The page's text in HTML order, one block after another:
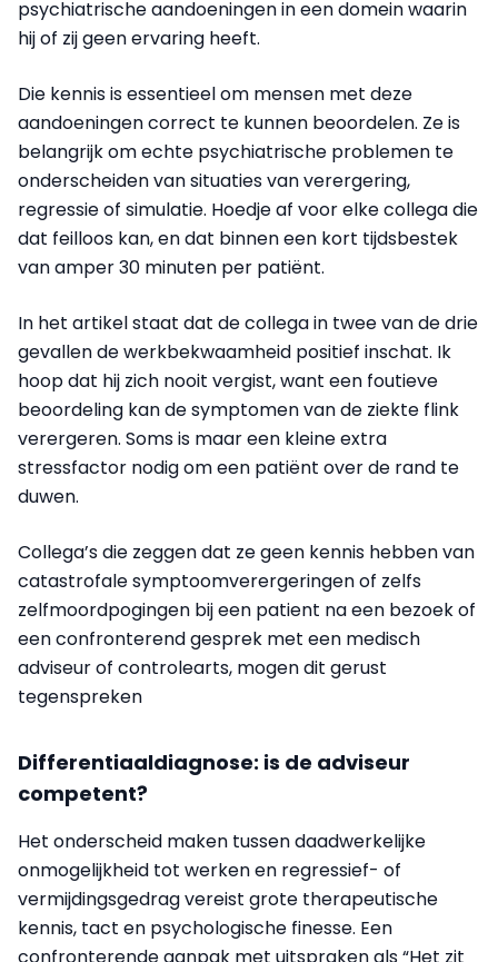
psychiatrische aandoeningen in een domein waarin
hij of zij geen ervaring heeft.
Die kennis is essentieel om mensen met deze
aandoeningen correct te kunnen beoordelen. Ze is
belangrijk om echte psychiatrische problemen te
onderscheiden van situaties van verergering,
regressie of simulatie. Hoedje af voor elke collega die
dat feilloos kan, en dat binnen een kort tijdsbestek
van amper 30 minuten per patiënt.
In het artikel staat dat de collega in twee van de drie
gevallen de werkbekwaamheid positief inschat. Ik
hoop dat hij zich nooit vergist, want een foutieve
beoordeling kan de symptomen van de ziekte flink
verergeren. Soms is maar een kleine extra
stressfactor nodig om een patiënt over de rand te
duwen.
Collega’s die zeggen dat ze geen kennis hebben van
catastrofale symptoomverergeringen of zelfs
zelfmoordpogingen bij een patient na een bezoek of
een confronterend gesprek met een medisch
adviseur of controlearts, mogen dit gerust
tegenspreken
Differentiaaldiagnose: is de adviseur
competent?
Het onderscheid maken tussen daadwerkelijke
onmogelijkheid tot werken en regressief- of
vermijdingsgedrag vereist grote therapeutische
kennis, tact en psychologische finesse. Een